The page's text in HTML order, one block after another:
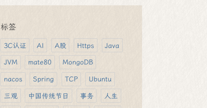
标签
3C认证 AI A股 Https Java
JVM mate80 MongoDB
nacos Spring TCP Ubuntu
三观 中国传统节日 事务 人生